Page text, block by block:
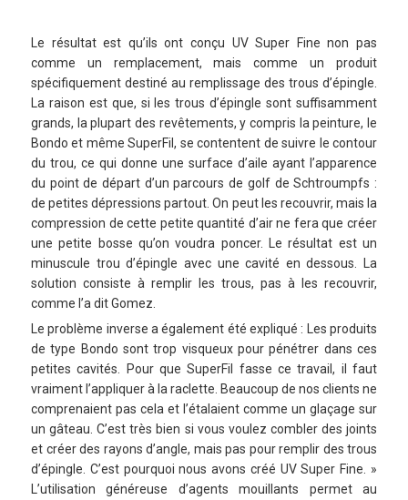
Le résultat est qu’ils ont conçu UV Super Fine non pas
comme un remplacement, mais comme un produit
spécifiquement destiné au remplissage des trous d’épingle.
La raison est que, si les trous d’épingle sont suffisamment
grands, la plupart des revêtements, y compris la peinture, le
Bondo et même SuperFil, se contentent de suivre le contour
du trou, ce qui donne une surface d’aile ayant l’apparence
du point de départ d’un parcours de golf de Schtroumpfs :
de petites dépressions partout. On peut les recouvrir, mais la
compression de cette petite quantité d’air ne fera que créer
une petite bosse qu’on voudra poncer. Le résultat est un
minuscule trou d’épingle avec une cavité en dessous. La
solution consiste à remplir les trous, pas à les recouvrir,
comme l’a dit Gomez.
Le problème inverse a également été expliqué : Les produits
de type Bondo sont trop visqueux pour pénétrer dans ces
petites cavités. Pour que SuperFil fasse ce travail, il faut
vraiment l’appliquer à la raclette. Beaucoup de nos clients ne
comprenaient pas cela et l’étalaient comme un glaçage sur
un gâteau. C’est très bien si vous voulez combler des joints
et créer des rayons d’angle, mais pas pour remplir des trous
d’épingle. C’est pourquoi nous avons créé UV Super Fine. »
L’utilisation généreuse d’agents mouillants permet au